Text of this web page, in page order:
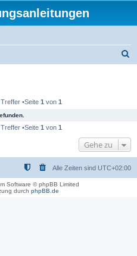
•Seite 1 von 1
•Seite 1 von 1
Gehe zu
Alle Zeiten sind UTC+02:00
Software © phpBB Limited
durch phpBB.de